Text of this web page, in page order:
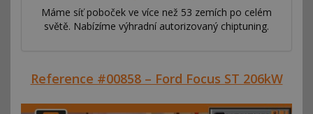
Máme síť poboček ve více než 53 zemích po celém
světě. Nabízíme výhradní autorizovaný chiptuning.
Reference #00858 – Ford Focus ST 206kW